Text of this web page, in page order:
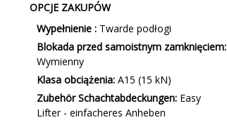
OPCJE ZAKUPÓW
Wypełnienie : Twarde podłogi
Blokada przed samoistnym zamknięciem:
Wymienny
Klasa obciążenia: A15 (15 kN)
Zubehör Schachtabdeckungen: Easy
Lifter - einfacheres Anheben